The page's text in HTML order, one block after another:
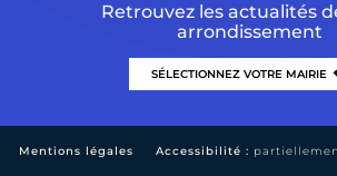
Retrouvez les actualités
arrondissement
Mentions légales Accessibilité :